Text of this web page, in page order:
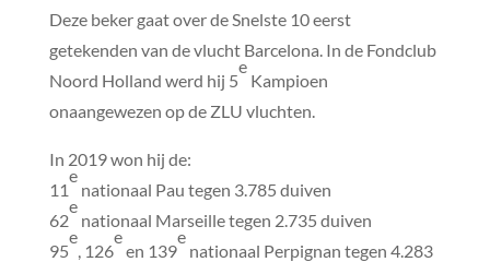
Deze beker gaat over de Snelste 10 eerst
getekenden van de vlucht Barcelona. In de Fondclub
Noord Holland werd hij 5
e
Kampioen
onaangewezen op de ZLU vluchten.
In 2019 won hij de:
11
e
nationaal Pau tegen 3.785 duiven
62
e
nationaal Marseille tegen 2.735 duiven
95
e
, 126
e
en 139
e
nationaal Perpignan tegen 4.283